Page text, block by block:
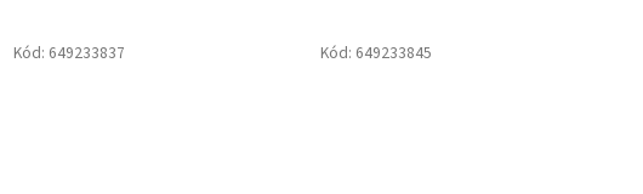
Kód: 649233837 Kód: 649233845